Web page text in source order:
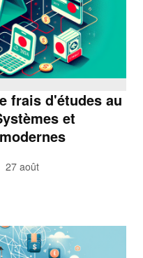
frais d'études au
et
27 août